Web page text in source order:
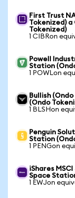
First Trust
Tokenized) a
Tokenized)
1 CIBRon
Powell
Station
1 POWLon
Bullish
(Ondo
1 BLSHon
Penguin
Station
1 PENGon
iShares
Space
1 EWJon